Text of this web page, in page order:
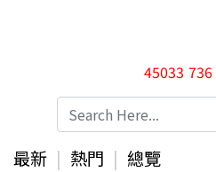
45033 736
最新 熱門 總覽